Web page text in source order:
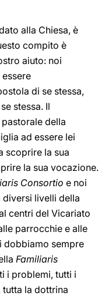
alla Chiesa, è
compito è
aiuto: noi
di se stessa,
stessa. Il
della
ad essere lei
scoprire la sua
la sua vocazione.
Consortio e noi
livelli della
centri del Vicariato
parrocchie e alle
dobbiamo sempre
Familiaris
i problemi, tutti i
la dottrina